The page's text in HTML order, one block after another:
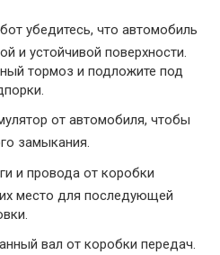
убедитесь, что автомобиль
и устойчивой поверхности.
тормоз и подложите под
от автомобиля, чтобы
замыкания.
и провода от коробки
место для последующей
вал от коробки передач.